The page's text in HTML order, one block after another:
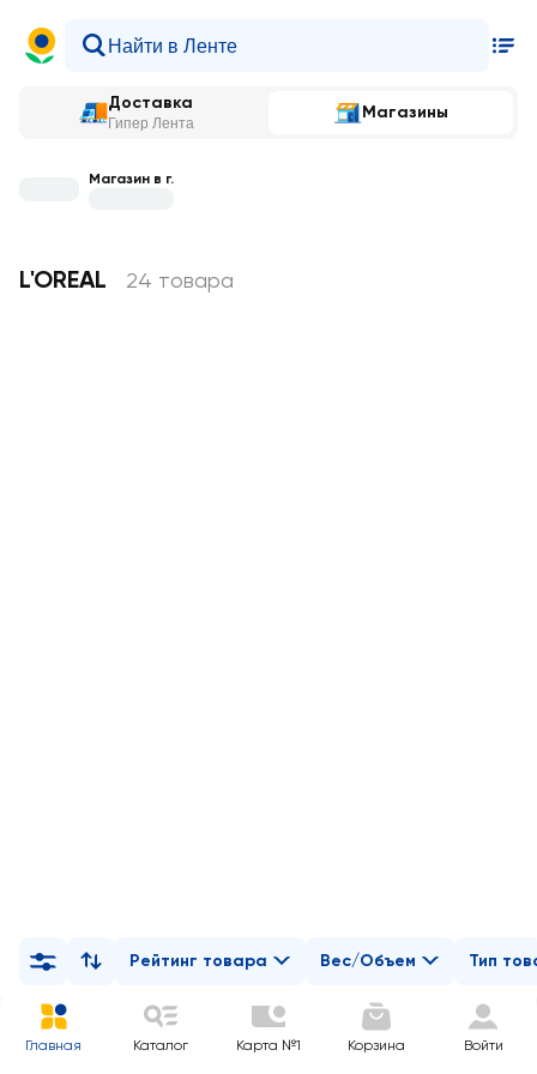
Доставка
Гипер Лента
Магазины
Магазин в г.
L'OREAL 24 товара
Рейтинг товара Вес/Объем Тип
Главная Каталог Карта №1 Корзина Войти